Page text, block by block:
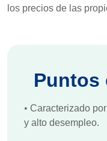
los precios de las
Puntos
• Caracterizado
y alto desempleo.